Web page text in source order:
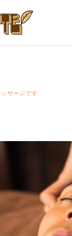
サージです